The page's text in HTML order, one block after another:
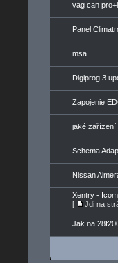
vag can
Panel
msa
Digiprog 3
Zapojenie
jaké zařízení
Schema
Nissan
Xentry - Icom
[
Jdi na
Jak na